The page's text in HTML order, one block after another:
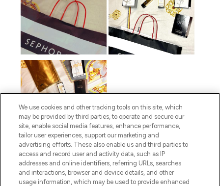
We use cookies and other tracking tools on this site, which
may be provided by third parties, to operate and secure our
site, enable social media features, enhance performance,
tailor user experiences, support our marketing and
advertising efforts. These also enable us and third parties to
access and record user and activity data, such as IP
addresses and online identifiers, referring URLs, searches
and interactions, browser and device details, and other
usage information, which may be used to provide enhanced